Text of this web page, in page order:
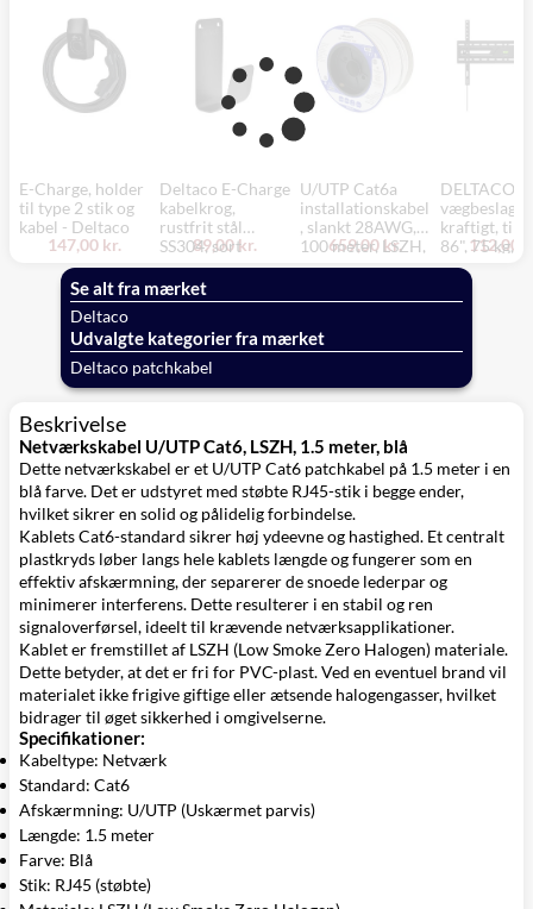
E-Charge, holder
til type 2 stik og
kabel - Deltaco
147,00 kr.
Deltaco E-Charge
kabelkrog,
rustfrit stål
SS304, sort
89,00 kr.
U/UTP Cat6a
installationskabel
, slankt 28AWG,
100 meter, LSZH,
hvid
659,00 kr.
DELTACO
vægbeslag,
kraftigt, tilt,
86", 75 kg,
112,00
Se alt fra mærket
Deltaco
Udvalgte kategorier fra mærket
Deltaco patchkabel
Beskrivelse
Netværkskabel U/UTP Cat6, LSZH, 1.5 meter, blå
Dette netværkskabel er et U/UTP Cat6 patchkabel på 1.5 meter i en
blå farve. Det er udstyret med støbte RJ45-stik i begge ender,
hvilket sikrer en solid og pålidelig forbindelse.
Kablets Cat6-standard sikrer høj ydeevne og hastighed. Et centralt
plastkryds løber langs hele kablets længde og fungerer som en
effektiv afskærmning, der separerer de snoede lederpar og
minimerer interferens. Dette resulterer i en stabil og ren
signaloverførsel, ideelt til krævende netværksapplikationer.
Kablet er fremstillet af LSZH (Low Smoke Zero Halogen) materiale.
Dette betyder, at det er fri for PVC-plast. Ved en eventuel brand vil
materialet ikke frigive giftige eller ætsende halogengasser, hvilket
bidrager til øget sikkerhed i omgivelserne.
Specifikationer:
Kabeltype: Netværk
Standard: Cat6
Afskærmning: U/UTP (Uskærmet parvis)
Længde: 1.5 meter
Farve: Blå
Stik: RJ45 (støbte)